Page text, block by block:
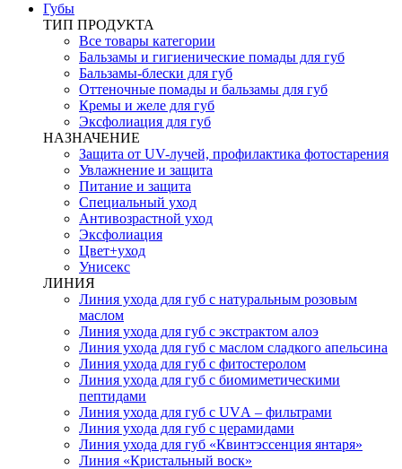
Губы
ТИП ПРОДУКТА
Все товары категории
Бальзамы и гигиенические помады для губ
Бальзамы-блески для губ
Оттеночные помады и бальзамы для губ
Кремы и желе для губ
Эксфолиация для губ
НАЗНАЧЕНИЕ
Защита от UV-лучей, профилактика фотостарения
Увлажнение и защита
Питание и защита
Специальный уход
Антивозрастной уход
Эксфолиация
Цвет+уход
Унисекс
ЛИНИЯ
Линия ухода для губ с натуральным розовым
маслом
Линия ухода для губ с экстрактом алоэ
Линия ухода для губ с маслом сладкого апельсина
Линия ухода для губ с фитостеролом
Линия ухода для губ с биомиметическими
пептидами
Линия ухода для губ с UVА – фильтрами
Линия ухода для губ с церамидами
Линия ухода для губ «Квинтэссенция янтаря»
Линия «Кристальный воск»